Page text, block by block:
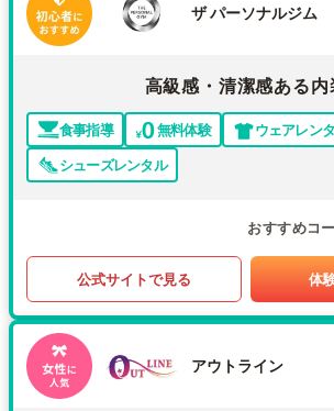
ザ パーソナルジム
高級感・清潔感ある内
食事指導 無料体験
ウェアレン
シューズレンタル
おすすめコ
公式サイトで見る 体
アウトライン